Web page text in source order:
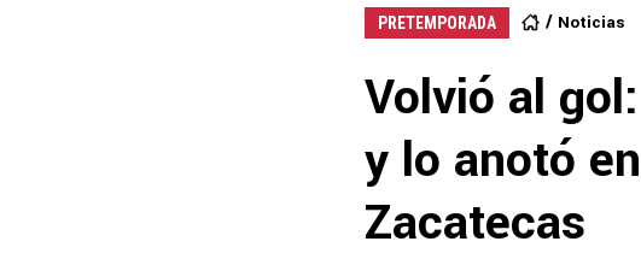
PRETEMPORADA Noticias
Volvió al
y lo anotó
Zacatecas